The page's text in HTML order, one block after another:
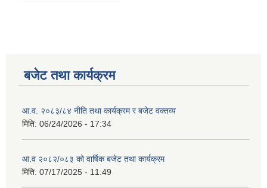
बजेट तथा कार्यक्रम
आ.व. २०८३/८४ नीति तथा कार्यक्रम र बजेट वक्तव्य
मिति: 06/24/2026 - 17:34
आ.व २०८२/०८३ को वार्षिक बजेट तथा कार्यक्रम
मिति: 07/17/2025 - 11:49